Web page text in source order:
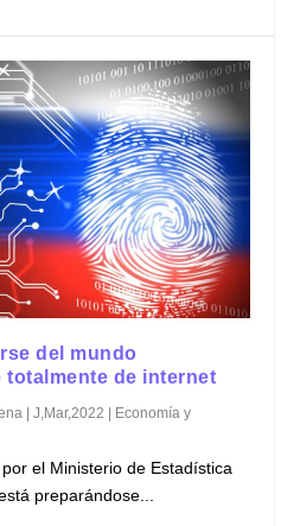
del mundo
de internet
|J,Mar,2022
Economía y
el Ministerio de Estadística
preparándose...